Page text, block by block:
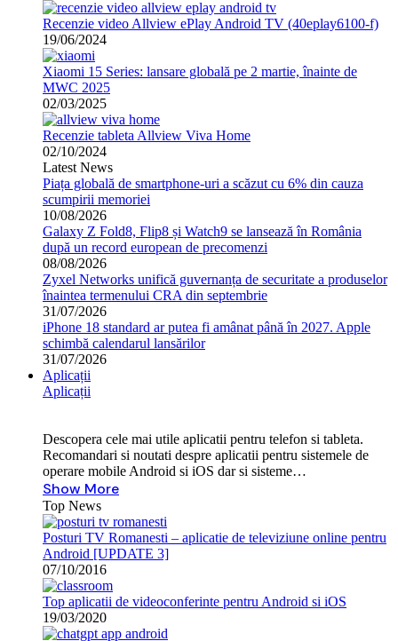
Recenzie video Allview ePlay Android TV (40eplay6100-f)
19/06/2024
Xiaomi 15 Series: lansare globală pe 2 martie, înainte de
MWC 2025
02/03/2025
Recenzie tableta Allview Viva Home
02/10/2024
Latest News
Piața globală de smartphone-uri a scăzut cu 6% din cauza
scumpirii memoriei
10/08/2026
Galaxy Z Fold8, Flip8 și Watch9 se lansează în România
după un record european de precomenzi
08/08/2026
Zyxel Networks unifică guvernanța de securitate a produselor
înaintea termenului CRA din septembrie
31/07/2026
iPhone 18 standard ar putea fi amânat până în 2027. Apple
schimbă calendarul lansărilor
31/07/2026
Aplicații
Aplicații
Descopera cele mai utile aplicatii pentru telefon si tableta.
Recomandari si noutati despre aplicatii pentru sistemele de
operare mobile Android si iOS dar si sisteme…
Show More
Top News
Posturi TV Romanesti – aplicatie de televiziune online pentru
Android [UPDATE 3]
07/10/2016
Top aplicatii de videoconferinte pentru Android si iOS
19/03/2020